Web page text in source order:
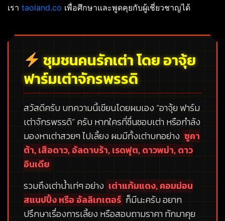
เรา taoland.co เพื่อศึกษาและพูดคุยกับผู้เชี่ยวชาญได้
ชุมชนคนรักเต่า โดย อาจุ้ย
ฟาร์มเต่าจักรพรรดิ
สวัสดีครับ บทความนี้เขียนโดยผมเอง “อาจุ้ย ฟาร์ม
เต่าจักรพรรดิ”ครับ หากใครที่ชื่นชอบเต่า หรือกำลัง
มองหาเต่าสวยๆ ไปเลี้ยง ผมมีทั้งเต่าบกอย่าง ซูคา
ต้า, เสือดาว, อัลดาบร้า, เรดฟุต, ดาวพม่า, ดาว
อินเดีย
รวมถึงเต่าน้ำเท่ๆ อย่าง เต่าแก้มแดง, คอมม่อน
สแนปปิ้ง หรือ อัลลิเกเตอร์ ก็มีนะครับ อยาก
ปรึกษาเรื่องการเลี้ยง หรือสอบถามราคา ทักมาคุย